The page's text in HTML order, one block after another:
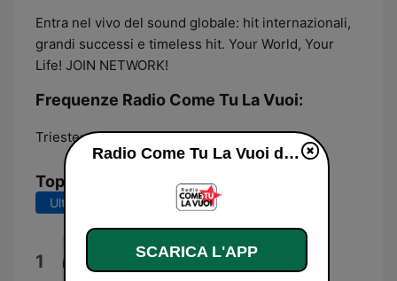
Entra nel vivo del sound globale: hit internazionali,
grandi successi e timeless hit. Your World, Your
Life! JOIN NETWORK!
Frequenze Radio Come Tu La Vuoi:
Trieste: Online
Top brani
Ultimi 7 giorni Ultimi 30 giorni
1 Raging (feat. Kodaline)
Kygo
Radio Come Tu La Vuoi diretta
SCARICA L'APP